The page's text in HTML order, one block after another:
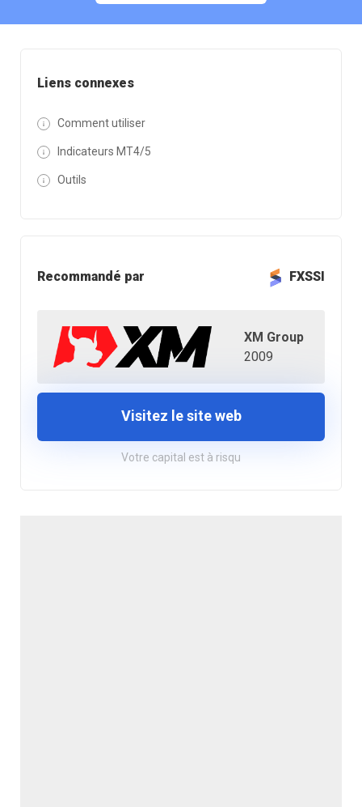
Liens connexes
Comment utiliser
Indicateurs MT4/5
Outils
Recommandé par FXSSI
XM Group
2009
Visitez le site web
Votre capital est à risqu